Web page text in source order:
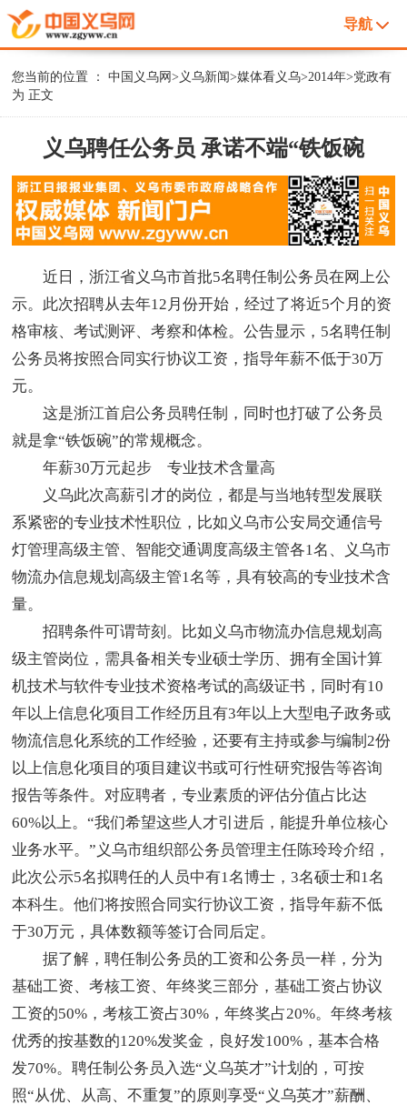
导航
您当前的位置 ：中国义乌网> 义乌新闻>媒体看义乌>2014年>党政有
为 正文
义乌聘任公务员 承诺不端“铁饭碗
近日，浙江省义乌市首批5名聘任制公务员在网上公
示。此次招聘从去年12月份开始，经过了将近5个月的资
格审核、考试测评、考察和体检。公告显示，5名聘任制
公务员将按照合同实行协议工资，指导年薪不低于30万
元。
这是浙江首启公务员聘任制，同时也打破了公务员
就是拿“铁饭碗”的常规概念。
年薪30万元起步 专业技术含量高
义乌此次高薪引才的岗位，都是与当地转型发展联
系紧密的专业技术性职位，比如义乌市公安局交通信号
灯管理高级主管、智能交通调度高级主管各1名、义乌市
物流办信息规划高级主管1名等，具有较高的专业技术含
量。
招聘条件可谓苛刻。比如义乌市物流办信息规划高
级主管岗位，需具备相关专业硕士学历、拥有全国计算
机技术与软件专业技术资格考试的高级证书，同时有10
年以上信息化项目工作经历且有3年以上大型电子政务或
物流信息化系统的工作经验，还要有主持或参与编制2份
以上信息化项目的项目建议书或可行性研究报告等咨询
报告等条件。对应聘者，专业素质的评估分值占比达
60%以上。“我们希望这些人才引进后，能提升单位核心
业务水平。”义乌市组织部公务员管理主任陈玲玲介绍，
此次公示5名拟聘任的人员中有1名博士，3名硕士和1名
本科生。他们将按照合同实行协议工资，指导年薪不低
于30万元，具体数额等签订合同后定。
据了解，聘任制公务员的工资和公务员一样，分为
基础工资、考核工资、年终奖三部分，基础工资占协议
工资的50%，考核工资占30%，年终奖占20%。年终考核
优秀的按基数的120%发奖金，良好发100%，基本合格
发70%。聘任制公务员入选“义乌英才”计划的，可按
照“从优、从高、不重复”的原则享受“义乌英才”薪酬、